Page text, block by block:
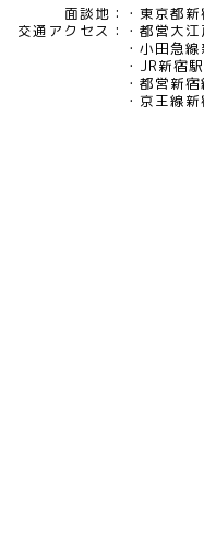
面談地：
東京都
交通アクセス：
都営大
小田急
JR新宿
都営新
京王線